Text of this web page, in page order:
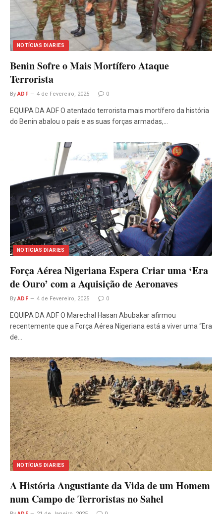
NOTÍCIAS DIARIES
Benin Sofre o Mais Mortífero Ataque
Terrorista
By ADF 4 de Fevereiro, 2025 0
EQUIPA DA ADF O atentado terrorista mais mortífero da história
do Benin abalou o país e as suas forças armadas,…
NOTÍCIAS DIARIES
Força Aérea Nigeriana Espera Criar uma ‘Era
de Ouro’ com a Aquisição de Aeronaves
By ADF 4 de Fevereiro, 2025 0
EQUIPA DA ADF O Marechal Hasan Abubakar afirmou
recentemente que a Força Aérea Nigeriana está a viver uma “Era
de…
NOTÍCIAS DIARIES
A História Angustiante da Vida de um Homem
num Campo de Terroristas no Sahel